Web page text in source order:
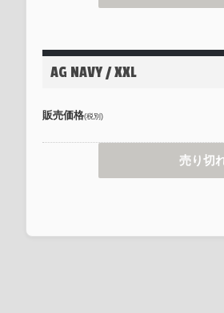
AG NAVY / XXL
販売価格(税別)
売り切